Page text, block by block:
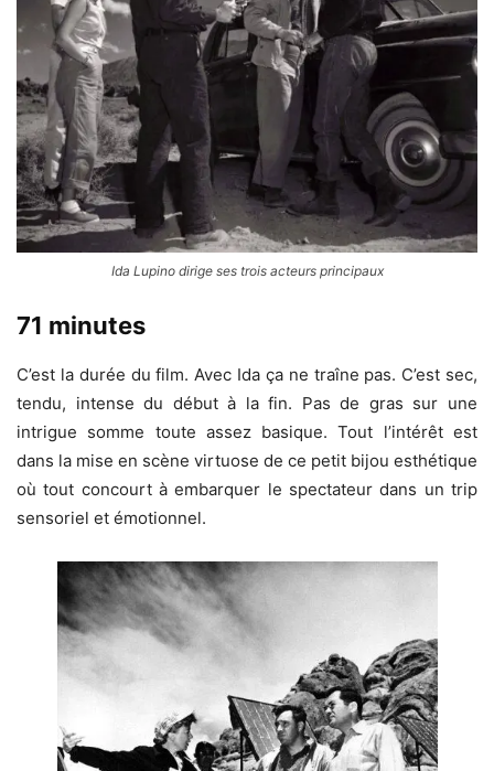
Ida Lupino dirige ses trois acteurs principaux
71 minutes
C’est la durée du film. Avec Ida ça ne traîne pas. C’est sec,
tendu, intense du début à la fin. Pas de gras sur une
intrigue somme toute assez basique. Tout l’intérêt est
dans la mise en scène virtuose de ce petit bijou esthétique
où tout concourt à embarquer le spectateur dans un trip
sensoriel et émotionnel.